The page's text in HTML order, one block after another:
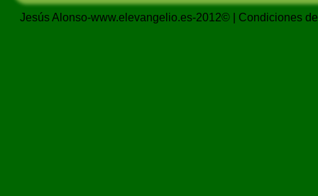
Jesús Alonso-www.elevangelio.es-2012© | Condiciones